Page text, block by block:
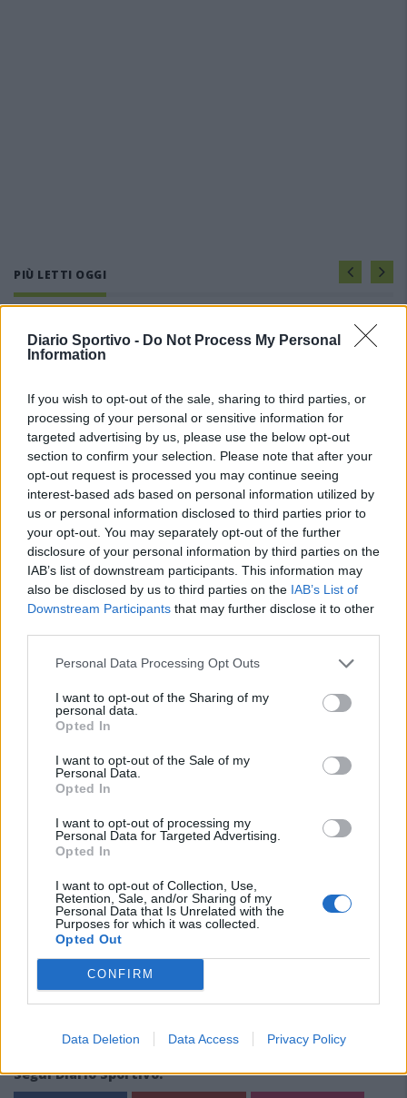
Diario Sportivo - Do Not Process My Personal
Information
If you wish to opt-out of the sale, sharing to third parties, or
processing of your personal or sensitive information for
targeted advertising by us, please use the below opt-out
section to confirm your selection. Please note that after your
opt-out request is processed you may continue seeing
interest-based ads based on personal information utilized by
us or personal information disclosed to third parties prior to
your opt-out. You may separately opt-out of the further
disclosure of your personal information by third parties on the
IAB’s list of downstream participants. This information may
also be disclosed by us to third parties on the IAB’s List of
Downstream Participants that may further disclose it to other
Personal Data Processing Opt Outs
I want to opt-out of the Sharing of my
personal data.
Opted In
I want to opt-out of the Sale of my
Personal Data.
Opted In
I want to opt-out of processing my
Personal Data for Targeted Advertising.
Opted In
I want to opt-out of Collection, Use,
Retention, Sale, and/or Sharing of my
Personal Data that Is Unrelated with the
Purposes for which it was collected.
Opted Out
CONFIRM
Data Deletion Data Access Privacy Policy
PIÙ LETTI OGGI
L'Ilva si completa con Markic, Contucci,
Carlucci, Bevilacqua, Solinas, Souare e Galic
Il Monastir riparte dai pilastri Masia, Pinna e
Aloia, il primo acquisto è Loru
7 Ago 2026
Gran colpo dell'Ossese, per la difesa c'è l'ex
Torres Riccardo Idda
7 Ago 2026
Il Monastir 1983 si trasforma da Associazione
Sportiva in Srl
Cabrera, Tesio, Limongelli, Bolzicco e tanti
giovani tra i…
Segui Diario Sportivo: